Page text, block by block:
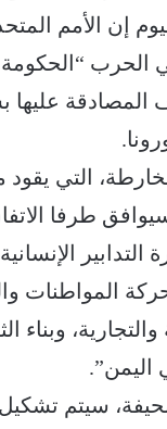
اليوم إن الأمم
الحرب
المصادقة
التي يقود
سيوافق طرفا
المواطنات
وبناء
اليمن”.
سيتم